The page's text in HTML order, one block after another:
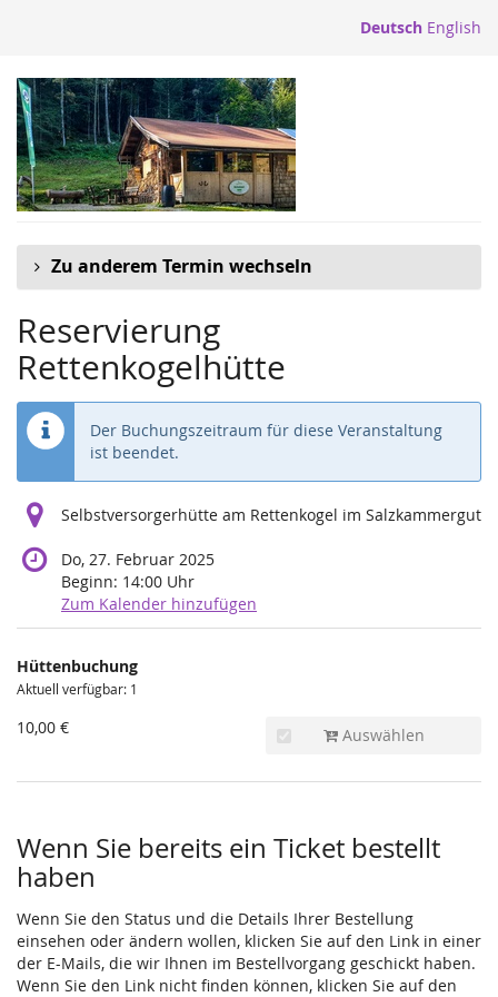
springen
Deutsch English
Zu anderem Termin wechseln
Reservierung
Rettenkogelhütte
Der Buchungszeitraum für diese Veranstaltung
ist beendet.
Selbstversorgerhütte am Rettenkogel im Salzkammergut
Do, 27. Februar 2025
Beginn: 14:00 Uhr
Zum Kalender hinzufügen
Produkte
Unkategorisierte
Produkte
Hüttenbuchung
Aktuell verfügbar: 1
10,00 € Auswählen
Wenn Sie bereits ein Ticket bestellt
haben
Wenn Sie den Status und die Details Ihrer Bestellung
einsehen oder ändern wollen, klicken Sie auf den Link in einer
der E-Mails, die wir Ihnen im Bestellvorgang geschickt haben.
Wenn Sie den Link nicht finden können, klicken Sie auf den